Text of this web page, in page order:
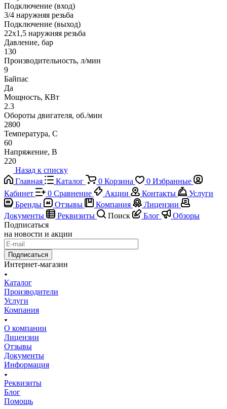
Подключение (вход)
3/4 наружняя резьба
Подключение (выход)
22х1,5 наружняя резьба
Давление, бар
130
Производительность, л/мин
9
Байпас
Да
Мощность, КВт
2.3
Обороты двигателя, об./мин
2800
Температура, C
60
Напряжение, В
220
Назад к списку
Главная
Каталог 0 Корзина 0 Избранные
Кабинет
0 Сравнение Акции Контакты
Услуги
Бренды
Отзывы Компания
Лицензии
Документы
Реквизиты Поиск Блог
Обзоры
Подписаться
на новости и акции
Подписаться
Интернет-магазин
Каталог
Производители
Услуги
Компания
О компании
Лицензии
Отзывы
Документы
Информация
Реквизиты
Блог
Помощь